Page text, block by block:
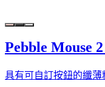
Pebble Mouse
具有可自訂按鈕的纖薄